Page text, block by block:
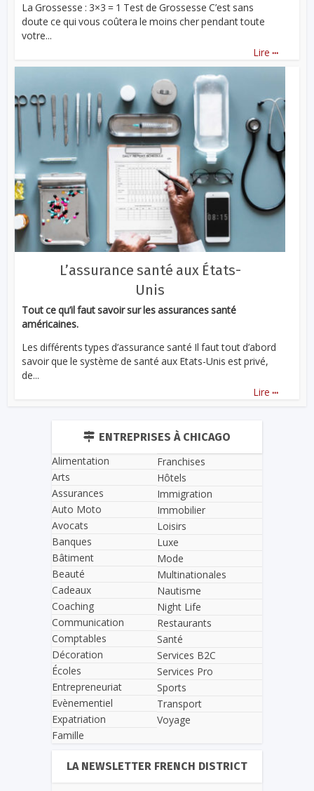
La Grossesse : 3×3 = 1 Test de Grossesse C’est sans
doute ce qui vous coûtera le moins cher pendant toute
votre...
Lire ...
L’assurance santé aux États-
Unis
Tout ce qu’il faut savoir sur les assurances santé
américaines.
Les différents types d’assurance santé Il faut tout d’abord
savoir que le système de santé aux Etats-Unis est privé,
de...
Lire ...
ENTREPRISES À CHICAGO
Alimentation
Arts
Assurances
Auto Moto
Avocats
Banques
Bâtiment
Beauté
Cadeaux
Coaching
Communication
Comptables
Décoration
Écoles
Entrepreneuriat
Evènementiel
Expatriation
Famille
Franchises
Hôtels
Immigration
Immobilier
Loisirs
Luxe
Mode
Multinationales
Nautisme
Night Life
Restaurants
Santé
Services B2C
Services Pro
Sports
Transport
Voyage
LA NEWSLETTER FRENCH DISTRICT